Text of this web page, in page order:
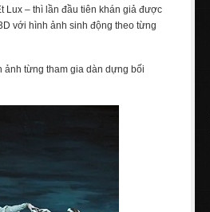
Lux – thì lần đầu tiên khán giả được
với hình ảnh sinh động theo từng
ảnh từng tham gia dàn dựng bối